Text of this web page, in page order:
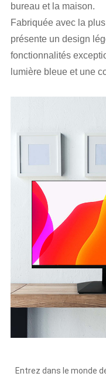
bureau et la maison.
Fabriquée avec la
présente un design
fonctionnalités
lumière bleue et une
Entrez dans le monde